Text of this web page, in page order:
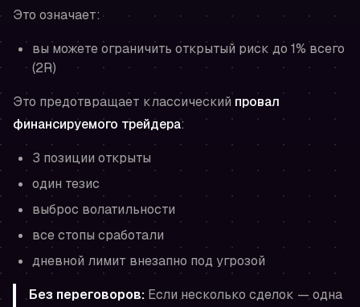
Это означает:
вы можете ограничить открытый риск до 1% всего
(2R)
Это предотвращает классический провал
финансируемого трейдера:
3 позиции открыты
один тезис
выброс волатильности
все стопы сработали
дневной лимит внезапно под угрозой
Без переговоров: Если несколько сделок — одна